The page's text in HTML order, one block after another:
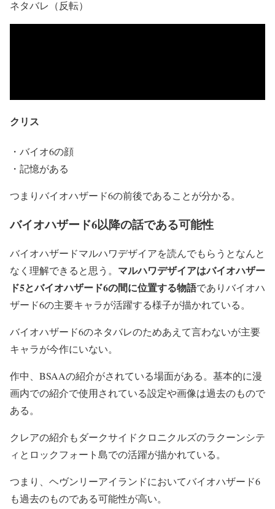
ネタバレ（反転）
クリス
・バイオ6の顔
・記憶がある
つまりバイオハザード6の前後であることが分かる。
バイオハザード6以降の話である可能性
バイオハザードマルハワデザイアを読んでもらうとなんと
なく理解できると思う。 マルハワデザイアはバイオハザー
ド5とバイオハザード6の間に位置する物語でありバイオハ
ザード6の主要キャラが活躍する様子が描かれている。
バイオハザード6のネタバレのためあえて言わないが主要
キャラが今作にいない。
作中、BSAAの紹介がされている場面がある。基本的に漫
画内での紹介で使用されている設定や画像は過去のもので
ある。
クレアの紹介もダークサイドクロニクルズのラクーンシテ
ィとロックフォート島での活躍が描かれている。
つまり、ヘヴンリーアイランドにおいてバイオハザード6
も過去のものである可能性が高い。